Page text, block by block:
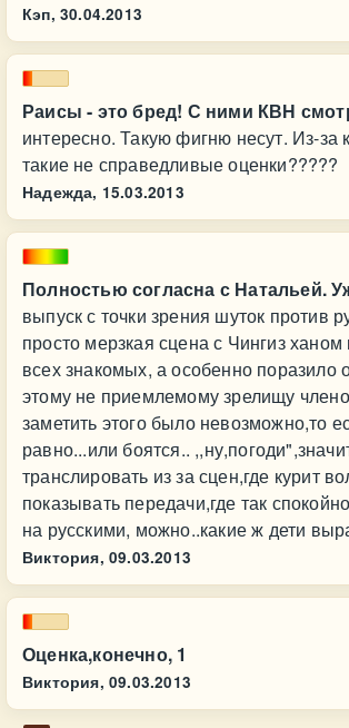
Кэп, 30.04.2013
Раисы - это бред! С ними КВН
интересно. Такую фигню несут. Из-за
такие не справедливые оценки?????
Надежда, 15.03.2013
Полностью согласна с Натальей.
выпуск с точки зрения шуток против
просто мерзкая сцена с Чингиз ханом
всех знакомых, а особенно поразило
этому не приемлемому зрелищу
заметить этого было невозможно,то
равно...или боятся..
транслировать из за сцен,где курит
показывать передачи,где так
на русскими, можно..какие ж дети
Виктория, 09.03.2013
Оценка,конечно, 1
Виктория, 09.03.2013